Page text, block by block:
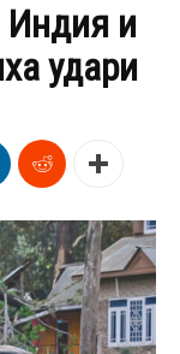
Индия и
удари